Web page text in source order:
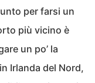
per farsi un
più vicino è
un po’ la
Irlanda del Nord,